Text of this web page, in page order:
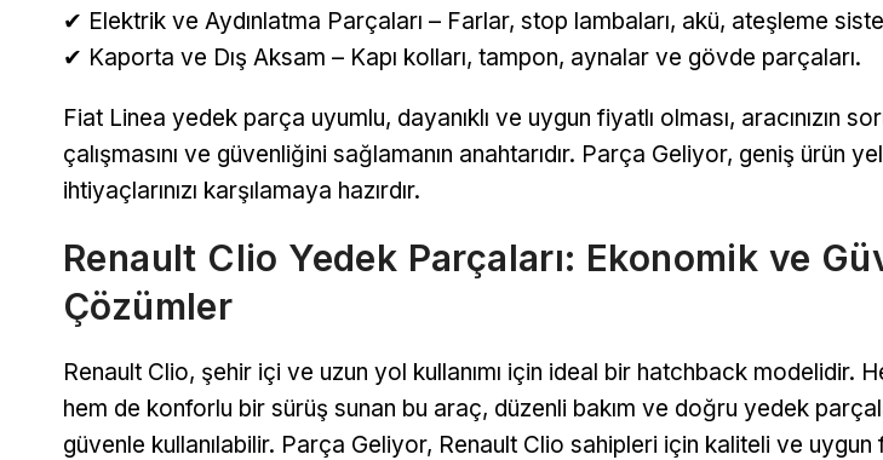
✔ Elektrik ve Aydınlatma Parçaları – Farlar, stop lambaları, akü, ateşleme
✔ Kaporta ve Dış Aksam – Kapı kolları, tampon, aynalar ve gövde parçaları.
Fiat Linea yedek parça uyumlu, dayanıklı ve uygun fiyatlı olması, aracınızın
çalışmasını ve güvenliğini sağlamanın anahtarıdır. Parça Geliyor, geniş ürün
ihtiyaçlarınızı karşılamaya hazırdır.
Renault Clio Yedek Parçaları: Ekonomik ve
Çözümler
Renault Clio, şehir içi ve uzun yol kullanımı için ideal bir hatchback modelidir.
hem de konforlu bir sürüş sunan bu araç, düzenli bakım ve doğru yedek
güvenle kullanılabilir. Parça Geliyor, Renault Clio sahipleri için kaliteli ve uygun